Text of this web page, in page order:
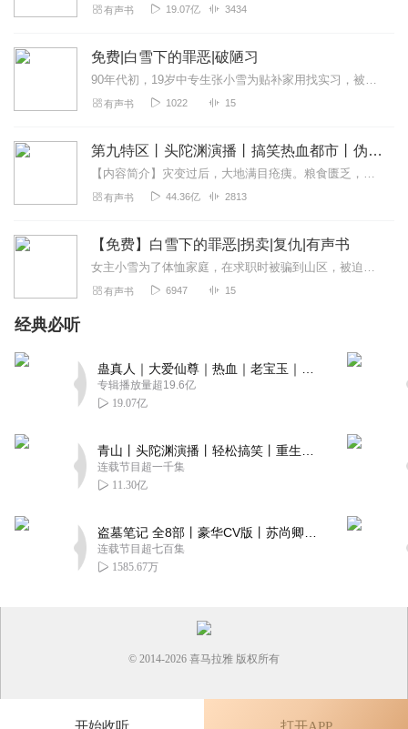
有声书 19.07亿 3434
免费|白雪下的罪恶|破陋习
90年代初，19岁中专生张小雪为贴补家用找实习，被人贩苟永昌拐至大沟村，卖给傻子王柱做媳妇。她多次求救、逃跑均失败，遭公公王德财、村长王德虎侵犯，还被迫生下...
有声书 1022 15
第九特区丨头陀渊演播丨搞笑热血都市丨伪戒丨VIP免费多人有声剧
【内容简介】灾变过后，大地满目疮痍。粮食匮乏，资源紧俏，局势混乱……一位从待规划区杀出来的青年，背对着漫天黄沙，孤身来到九区谋生，却不曾想偶然结识三五好友，一念...
有声书 44.36亿 2813
【免费】白雪下的罪恶|拐卖|复仇|有声书
女主小雪为了体恤家庭，在求职时被骗到山区，被迫做了一个傻子的媳妇，并一步步落入恶棍村长和无耻岳父的魔掌...，只有装疯卖傻，最终逃脱苦难。
有声书 6947 15
经典必听
专辑播放量超19.6亿
19.07亿
连载节目超一千集
11.30亿
连载节目超七百集
1585.67万
开始收听 打开APP
© 2014-2026 喜马拉雅 版权所有